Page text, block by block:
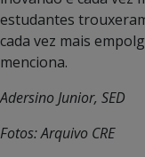
estudantes
cada vez mais
menciona.
Adersino Junior, SED
Fotos: Arquivo CRE